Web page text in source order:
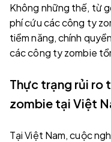
Không những thế, từ
phí cứu các công ty
tiềm năng, chính
các công ty zombie
Thực trạng rủi ro
zombie tại Việt
Tại Việt Nam, cuộc